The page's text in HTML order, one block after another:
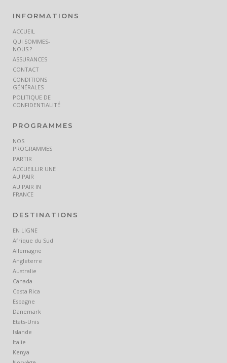
INFORMATIONS
ACCUEIL
QUI SOMMES-
NOUS ?
ASSURANCES
CONTACT
CONDITIONS
GÉNÉRALES
POLITIQUE DE
CONFIDENTIALITÉ
PROGRAMMES
NOS
PROGRAMMES
PARTIR
ACCUEILLIR UNE
AU PAIR
AU PAIR IN
FRANCE
DESTINATIONS
EN LIGNE
Afrique du Sud
Allemagne
Angleterre
Australie
Canada
Costa Rica
Espagne
Danemark
Etats-Unis
Islande
Italie
Kenya